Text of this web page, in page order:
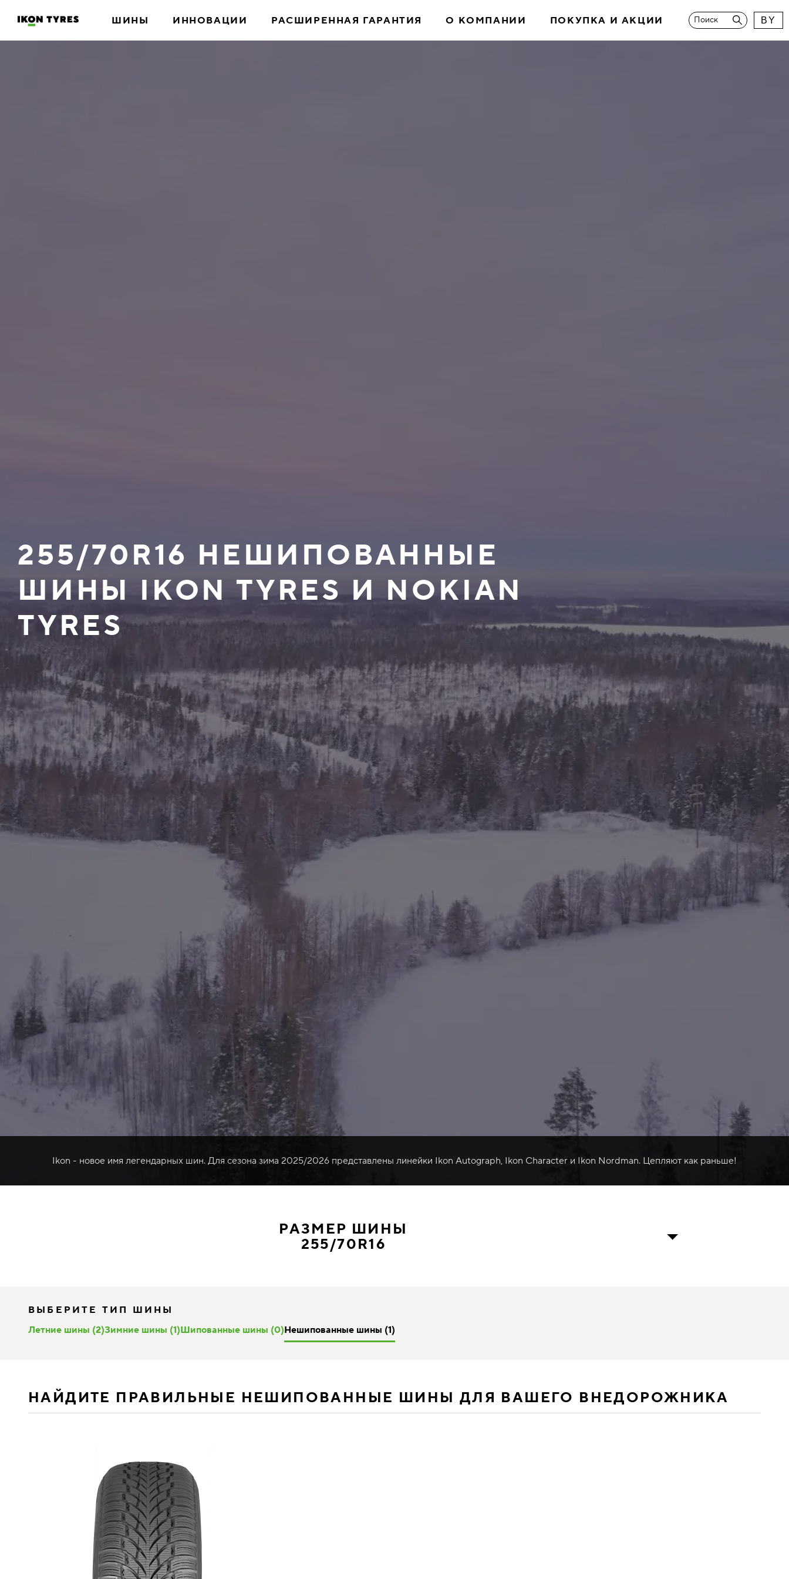
ШИНЫ ИННОВАЦИИ РАСШИРЕННАЯ ГАРАНТИЯ О КОМПАНИИ ПОКУПКА И АКЦИИ Поиск BY
255/70R16 НЕШИПОВАННЫЕ
ШИНЫ IKON TYRES И NOKIAN
TYRES
Ikon - новое имя легендарных шин. Для сезона зима 2025/2026 представлены линейки Ikon Autograph, Ikon Character и Ikon Nordman. Цепляют как раньше!
РАЗМЕР ШИНЫ
255/70R16
ВЫБЕРИТЕ ТИП ШИНЫ
Летние шины (2)Зимние шины (1)Шипованные шины (0)Нешипованные шины (1)
НАЙДИТЕ ПРАВИЛЬНЫЕ НЕШИПОВАННЫЕ ШИНЫ ДЛЯ ВАШЕГО ВНЕДОРОЖНИКА